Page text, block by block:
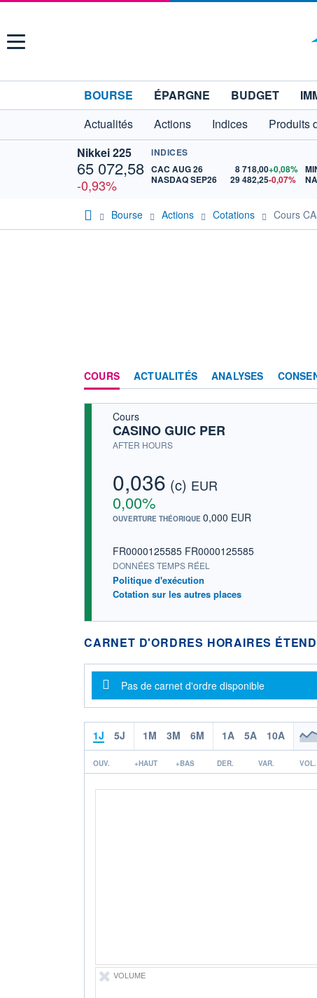
Menu
BOURSE ÉPARGNE BUDGET
Actualités
Actions Indices Produits
Nikkei 225
65 072,58
-0,93%
INDICES
CAC AUG 26
8 718,00+0,08%
NASDAQ SEP26
29 482,25-0,07%
Bourse Actions Cotations Cours
COURS ACTUALITÉS ANALYSES
Cours
CASINO GUIC PER
AFTER HOURS
0,036 (c) EUR
0,00%
OUVERTURE THÉORIQUE 0,000 EUR
FR0000125585 FR0000125585
DONNÉES TEMPS RÉEL
Politique d'exécution
Cotation sur les autres places
CARNET D'ORDRES HORAIRES
Message d'information
Pas de carnet d'ordre disponible
1J 5J 1M 3M 6M 1A 5A 10A
OUV. +HAUT +BAS DER. VAR. VOL.
VOLUME